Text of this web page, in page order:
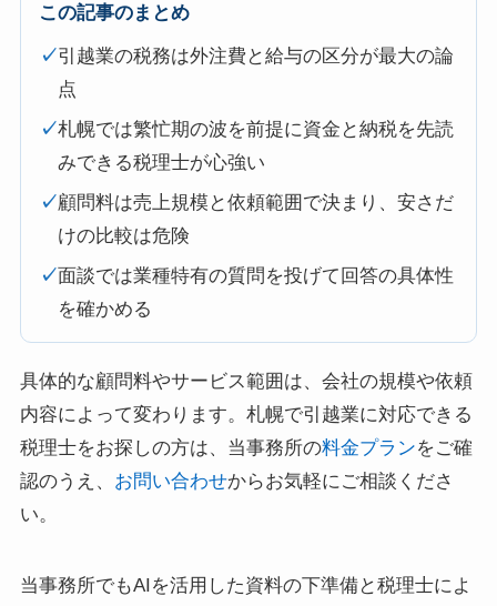
この記事のまとめ
✓引越業の税務は外注費と給与の区分が最大の論
点
✓札幌では繁忙期の波を前提に資金と納税を先読
みできる税理士が心強い
✓顧問料は売上規模と依頼範囲で決まり、安さだ
けの比較は危険
✓面談では業種特有の質問を投げて回答の具体性
を確かめる
具体的な顧問料やサービス範囲は、会社の規模や依頼
内容によって変わります。札幌で引越業に対応できる
税理士をお探しの方は、当事務所の料金プランをご確
認のうえ、 お問い合わせからお気軽にご相談くださ
い。
当事務所でもAIを活用した資料の下準備と税理士によ